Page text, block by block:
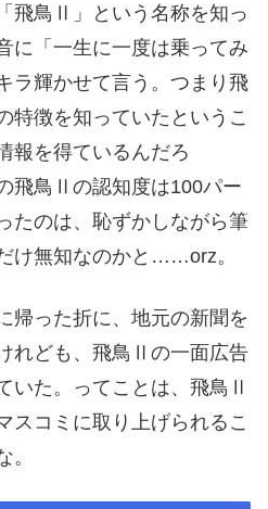
飛鳥Ⅱ」という名称を知っ
に「一生に一度は乗ってみ
ラ輝かせて言う。つまり飛
徴を知っていたというこ
報を得ているんだろ
飛鳥Ⅱの認知度は100パー
たのは、恥ずかしながら筆
け無知なのかと……orz。
帰った折に、地元の新聞を
れども、飛鳥Ⅱの一面広告
いた。ってことは、飛鳥Ⅱ
スコミに取り上げられるこ
。